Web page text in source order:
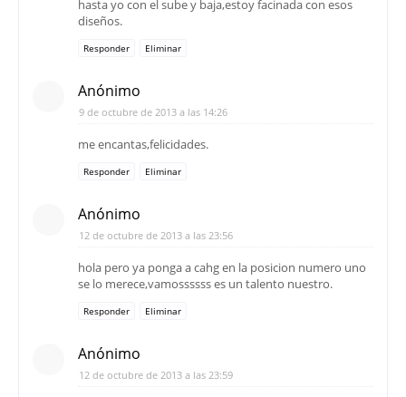
hasta yo con el sube y baja,estoy facinada con esos
diseños.
Responder Eliminar
Anónimo
9 de octubre de 2013 a las 14:26
me encantas,felicidades.
Responder Eliminar
Anónimo
12 de octubre de 2013 a las 23:56
hola pero ya ponga a cahg en la posicion numero uno
se lo merece,vamossssss es un talento nuestro.
Responder Eliminar
Anónimo
12 de octubre de 2013 a las 23:59